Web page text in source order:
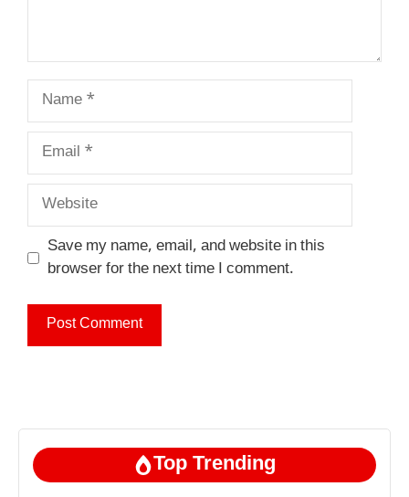
Name
Email
Website
Save my name, email, and website in this
browser for the next time I comment.
Top Trending